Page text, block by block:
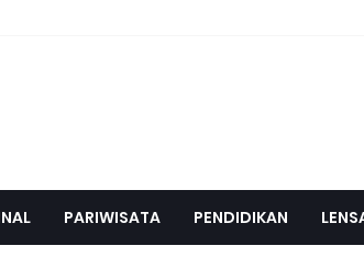
PARIWISATA PENDIDIKAN